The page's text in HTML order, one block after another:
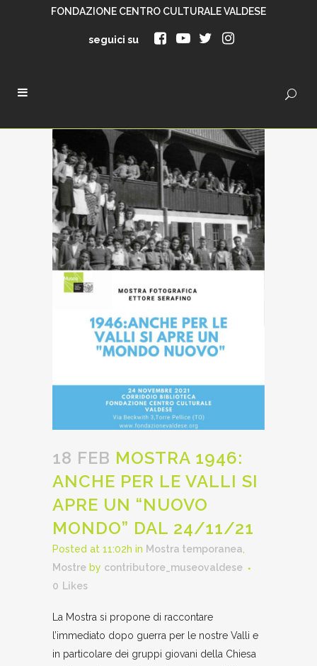
FONDAZIONE CENTRO CULTURALE VALDESE
seguici su
18 FEB MOSTRA 1946:
ANCHE PER LE VALLI SI
APRE UN “NUOVO
MONDO” DAL 24/11/21
Posted at 11:02h in Mostra temporanea,
Mostre by contributore_museovaldese
0 Likes
La Mostra si propone di raccontare
l’immediato dopo guerra per le nostre Valli e
in particolare dei gruppi giovani della Chiesa